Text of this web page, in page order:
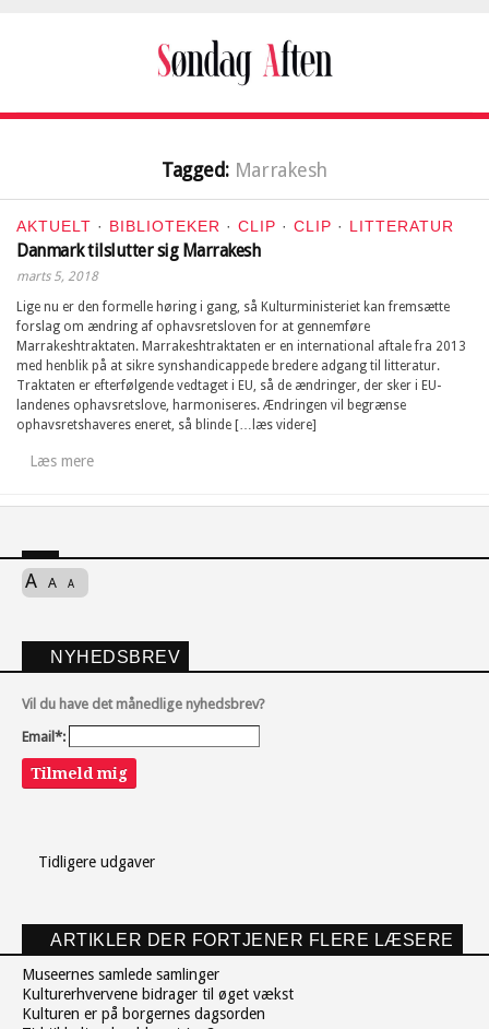
Tagged: Marrakesh
AKTUELT · BIBLIOTEKER · CLIP · CLIP · LITTERATUR
Danmark tilslutter sig Marrakesh
marts 5, 2018
Lige nu er den formelle høring i gang, så Kulturministeriet kan fremsætte
forslag om ændring af ophavsretsloven for at gennemføre
Marrakeshtraktaten. Marrakeshtraktaten er en international aftale fra 2013
med henblik på at sikre synshandicappede bredere adgang til litteratur.
Traktaten er efterfølgende vedtaget i EU, så de ændringer, der sker i EU-
landenes ophavsretslove, harmoniseres. Ændringen vil begrænse
ophavsretshaveres eneret, så blinde […læs videre]
Læs mere
A A A
NYHEDSBREV
Vil du have det månedlige nyhedsbrev?
Email*:
Tilmeld mig
Tidligere udgaver
ARTIKLER DER FORTJENER FLERE LÆSERE
Museernes samlede samlinger
Kulturerhvervene bidrager til øget vækst
Kulturen er på borgernes dagsorden